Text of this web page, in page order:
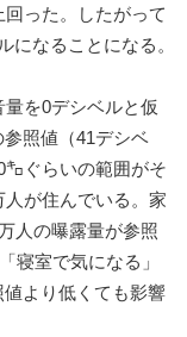
った。したがって
になることになる。
を0デシベルと仮
照値（41デシベ
㌔ぐらいの範囲がそ
が住んでいる。家
人の曝露量が参照
寝室で気になる」
より低くても影響